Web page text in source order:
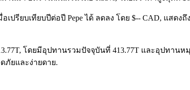
อเปรียบเทียบปีต่อปี Pepe ได้ ลดลง โดย $-- CAD, แสดง
โดยมีอุปทานรวมปัจจุบันที่ 413.77T และอุปทาน
ภัยและง่ายดาย.